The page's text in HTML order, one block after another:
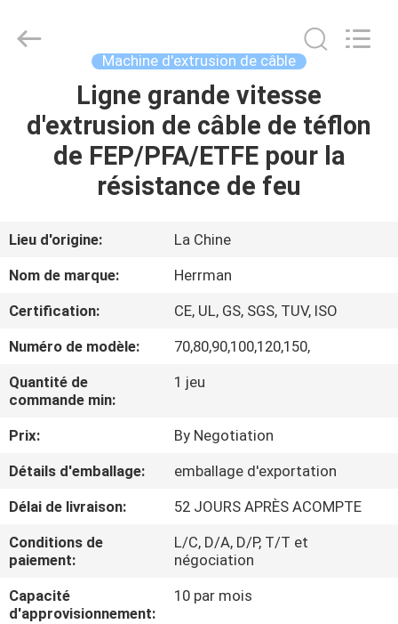
MAISON
PRODUITS
PROPOS
DE
NOUS
VISITE
D'USINE
CONTRÔLE
DE
QUALITÉ
CONTACTEZ-
NOUS
Rights
Machine d'extrusion de câble
Ligne grande vitesse
d'extrusion de câble de téflon
de FEP/PFA/ETFE pour la
résistance de feu
Lieu d'origine:
La Chine
Nom de marque:
Herrman
Certification:
CE, UL, GS, SGS, TUV, ISO
Numéro de modèle:
70,80,90,100,120,150,
Quantité de
commande min:
1 jeu
Prix:
By Negotiation
Détails d'emballage:
emballage d'exportation
Délai de livraison:
52 JOURS APRÈS ACOMPTE
Conditions de
paiement:
L/C, D/A, D/P, T/T et
négociation
Capacité
d'approvisionnement:
10 par mois